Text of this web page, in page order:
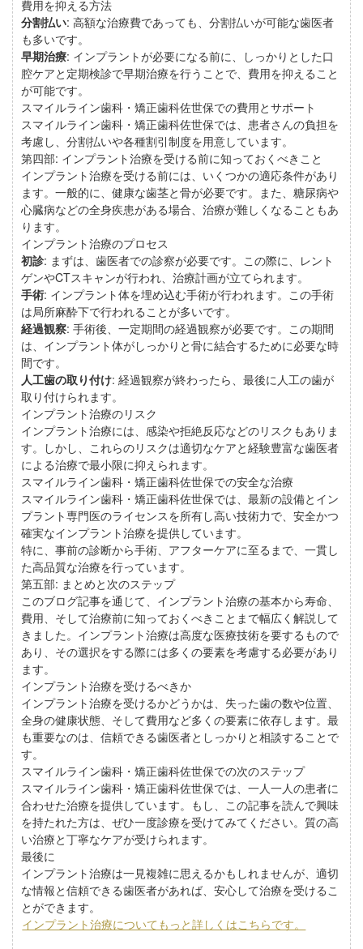
費用を抑える方法
分割払い: 高額な治療費であっても、分割払いが可能な歯医者
も多いです。
早期治療: インプラントが必要になる前に、しっかりとした口
腔ケアと定期検診で早期治療を行うことで、費用を抑えること
が可能です。
スマイルライン歯科・矯正歯科佐世保での費用とサポート
スマイルライン歯科・矯正歯科佐世保では、患者さんの負担を
考慮し、分割払いや各種割引制度を用意しています。
第四部: インプラント治療を受ける前に知っておくべきこと
インプラント治療を受ける前には、いくつかの適応条件があり
ます。一般的に、健康な歯茎と骨が必要です。また、糖尿病や
心臓病などの全身疾患がある場合、治療が難しくなることもあ
ります。
インプラント治療のプロセス
初診: まずは、歯医者での診察が必要です。この際に、レント
ゲンやCTスキャンが行われ、治療計画が立てられます。
手術: インプラント体を埋め込む手術が行われます。この手術
は局所麻酔下で行われることが多いです。
経過観察: 手術後、一定期間の経過観察が必要です。この期間
は、インプラント体がしっかりと骨に結合するために必要な時
間です。
人工歯の取り付け: 経過観察が終わったら、最後に人工の歯が
取り付けられます。
インプラント治療のリスク
インプラント治療には、感染や拒絶反応などのリスクもありま
す。しかし、これらのリスクは適切なケアと経験豊富な歯医者
による治療で最小限に抑えられます。
スマイルライン歯科・矯正歯科佐世保での安全な治療
スマイルライン歯科・矯正歯科佐世保では、最新の設備とイン
プラント専門医のライセンスを所有し高い技術力で、安全かつ
確実なインプラント治療を提供しています。
特に、事前の診断から手術、アフターケアに至るまで、一貫し
た高品質な治療を行っています。
第五部: まとめと次のステップ
このブログ記事を通じて、インプラント治療の基本から寿命、
費用、そして治療前に知っておくべきことまで幅広く解説して
きました。インプラント治療は高度な医療技術を要するもので
あり、その選択をする際には多くの要素を考慮する必要があり
ます。
インプラント治療を受けるべきか
インプラント治療を受けるかどうかは、失った歯の数や位置、
全身の健康状態、そして費用など多くの要素に依存します。最
も重要なのは、信頼できる歯医者としっかりと相談することで
す。
スマイルライン歯科・矯正歯科佐世保での次のステップ
スマイルライン歯科・矯正歯科佐世保では、一人一人の患者に
合わせた治療を提供しています。もし、この記事を読んで興味
を持たれた方は、ぜひ一度診療を受けてみてください。質の高
い治療と丁寧なケアが受けられます。
最後に
インプラント治療は一見複雑に思えるかもしれませんが、適切
な情報と信頼できる歯医者があれば、安心して治療を受けるこ
とができます。
インプラント治療についてもっと詳しくはこちらです。